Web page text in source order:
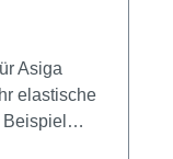
Asiga
elastische
LC